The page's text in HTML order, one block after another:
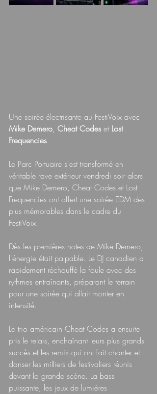
Une soirée électrisante au FestiVoix avec
Mike Demero, Cheat Codes et Lost
Frequencies.
Le Parc Portuaire s'est transformé en
véritable rave extérieur vendredi soir alors
que Mike Demero, Cheat Codes et Lost
Frequencies ont offert une soirée EDM des
plus mémorables dans le cadre du
FestiVoix.
Dès les premières notes de Mike Demero,
l'énergie était palpable. Le DJ canadien a
rapidement réchauffé la foule avec des
rythmes entraînants, préparant le terrain
pour une soirée qui allait monter en
intensité.
Le trio américain Cheat Codes a ensuite
pris le relais, enchaînant leurs plus grands
succès et les remix qui ont fait chanter et
danser les milliers de festivaliers réunis
devant la grande scène. La bass
puissante, les jeux de lumières